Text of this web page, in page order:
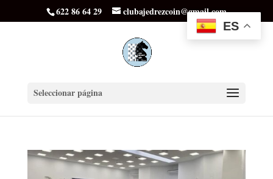
622 86 64 29 clubajedrezcoin@gmail.com
Seleccionar página
ES